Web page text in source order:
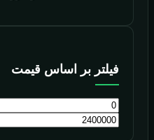
فیلتر بر اساس قیمت